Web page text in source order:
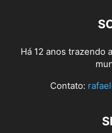
Há 12 anos trazendo
Contato: